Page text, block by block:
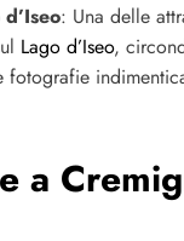
: Una delle
Lago d’Iseo,
fotografie
a